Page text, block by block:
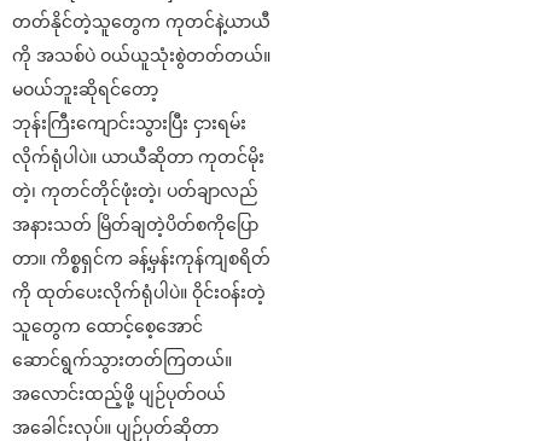
တတ်နိုင်တဲ့သူတွေက ကုတင်နဲ့ယာယီ
ကို အသစ်ပဲ ဝယ်ယူသုံးစွဲတတ်တယ်။
မဝယ်ဘူးဆိုရင်တော့
ဘုန်းကြီးကျောင်းသွားပြီး ငှားရမ်း
လိုက်ရုံပါပဲ။ ယာယီဆိုတာ ကုတင်မိုး
တဲ့၊ ကုတင်တိုင်ဖုံးတဲ့၊ ပတ်ချာလည်
အနားသတ် မြိတ်ချတဲ့ပိတ်စကိုပြော
တာ။ ကိစ္စရှင်က ခန့်မှန်းကုန်ကျစရိတ်
ကို ထုတ်ပေးလိုက်ရုံပါပဲ။ ဝိုင်းဝန်းတဲ့
သူတွေက ထောင့်စေ့အောင်
ဆောင်ရွက်သွားတတ်ကြတယ်။
အလောင်းထည့်ဖို့ ပျဉ်ပုတ်ဝယ်
အခေါင်းလုပ်။ ပျဉ်ပုတ်ဆိုတာ